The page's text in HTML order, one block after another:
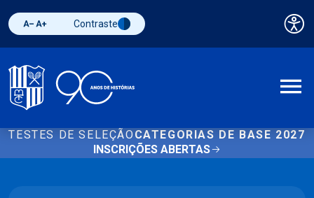
Diminuir fonte
Aumentar fonteAlternar contraste
Contraste
TESTES DE SELEÇÃO CATEGORIAS DE BASE 2027
INSCRIÇÕES ABERTAS